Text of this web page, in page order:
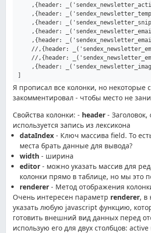
,{header:
,{header:
,{header:
,{header:
,{header:
//,{header:
//,{header:
,{header:
Я прописал все колонки, но некоторые
закомментировал - чтобы место не
Свойства колонки: - header- Заголовок,
используется запись из лексикона
dataIndex- Ключ массива field. То
места брать данные для вывода?
width- ширина
editor- можно указать массив для
колонки прямо в таблице, но мы это
renderer- Метод отображения
Очень интересен параметр renderer, в
указать любую javascript функцию,
готовить внешний вид данных перед
использую его для двух столбцов: